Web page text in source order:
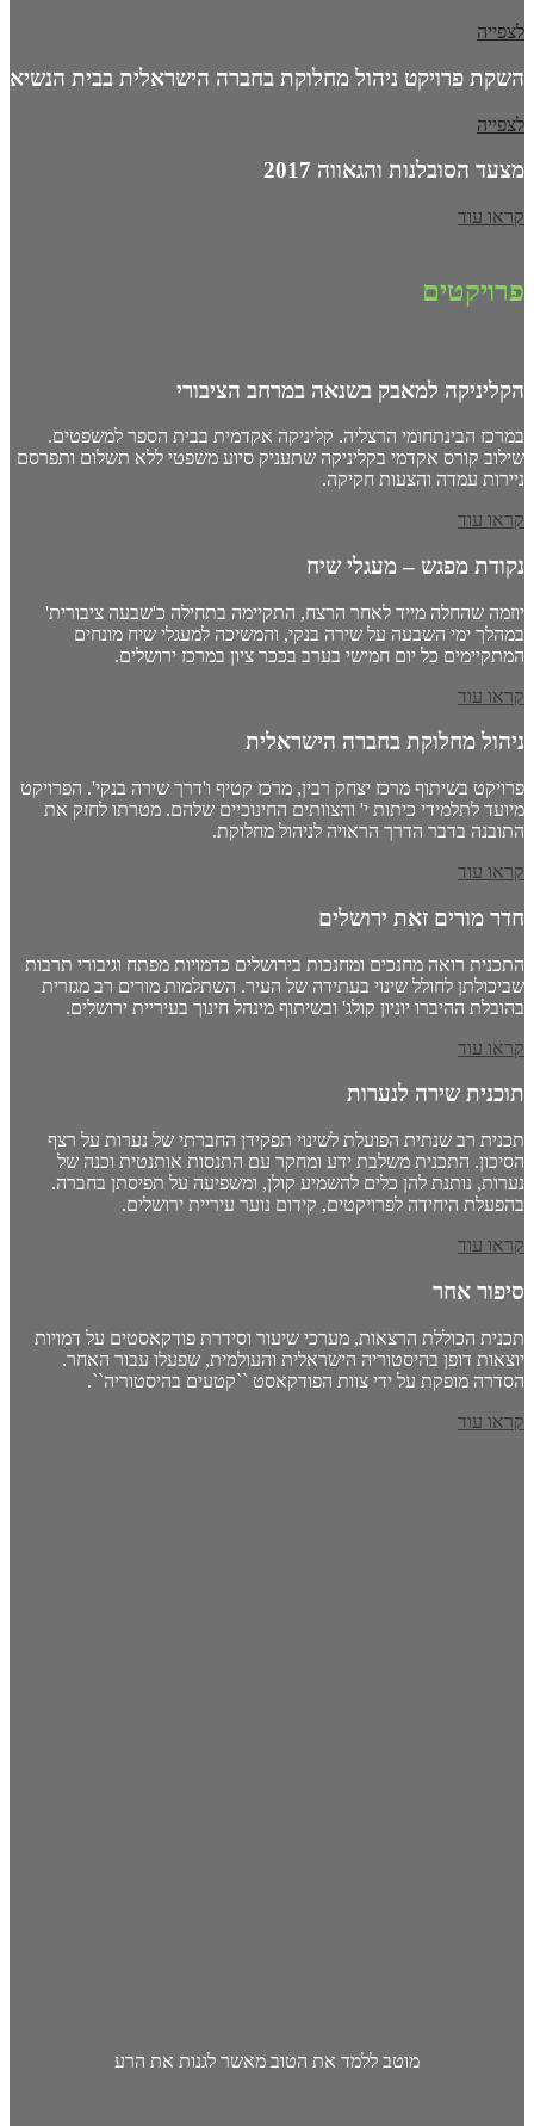
לצפייה
השקת פרויקט ניהול מחלוקת בחברה הישראלית בבית הנשיא
לצפייה
מצעד הסובלנות והגאווה 2017
קראו עוד
פרויקטים
הקליניקה למאבק בשנאה במרחב הציבורי
במרכז הבינתחומי הרצליה. קליניקה אקדמית בבית הספר למשפטים.
שילוב קורס אקדמי בקליניקה שתעניק סיוע משפטי ללא תשלום ותפרסם
ניירות עמדה והצעות חקיקה.
קראו עוד
נקודת מפגש – מעגלי שיח
יוזמה שהחלה מייד לאחר הרצח, התקיימה בתחילה כ'שבעה ציבורית'
במהלך ימי השבעה על שירה בנקי, והמשיכה למעגלי שיח מונחים
המתקיימים כל יום חמישי בערב בככר ציון במרכז ירושלים.
קראו עוד
ניהול מחלוקת בחברה הישראלית
פרויקט בשיתוף מרכז יצחק רבין, מרכז קטיף ו'דרך שירה בנקי'. הפרויקט
מיועד לתלמידי כיתות י' והצוותים החינוכיים שלהם. מטרתו לחזק את
התובנה בדבר הדרך הראויה לניהול מחלוקת.
קראו עוד
חדר מורים זאת ירושלים
התכנית רואה מחנכים ומחנכות בירושלים כדמויות מפתח וגיבורי תרבות
שביכולתן לחולל שינוי בעתידה של העיר. השתלמות מורים רב מגזרית
בהובלת ההיברו יוניון קולג' ובשיתוף מינהל חינוך בעיריית ירושלים.
קראו עוד
תוכנית שירה לנערות
תכנית רב שנתית הפועלת לשינוי תפקידן החברתי של נערות על רצף
הסיכון. התכנית משלבת ידע ומחקר עם התנסות אותנטית וכנה של
נערות, נותנת להן כלים להשמיע קולן, ומשפיעה על תפיסתן בחברה.
בהפעלת היחידה לפרויקטים, קידום נוער עיריית ירושלים.
קראו עוד
סיפור אחר
תכנית הכוללת הרצאות, מערכי שיעור וסידרת פודקאסטים על דמויות
יוצאות דופן בהיסטוריה הישראלית והעולמית, שפעלו עבור האחר.
הסדרה מופקת על ידי צוות הפודקאסט ``קטעים בהיסטוריה``.
קראו עוד
מוטב ללמד את הטוב מאשר לגנות את הרע